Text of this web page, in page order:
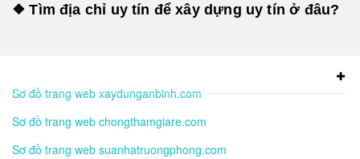
❖ Tìm địa chỉ uy tín để xây dựng uy tín ở đâu?
Sơ đồ trang web xaydunganbinh.com
Sơ đồ trang web chongthamgiare.com
Sơ đồ trang web suanhatruongphong.com